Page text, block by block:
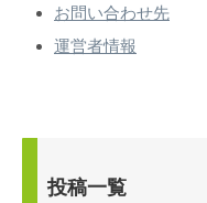
お問い合わせ先
運営者情報
投稿一覧